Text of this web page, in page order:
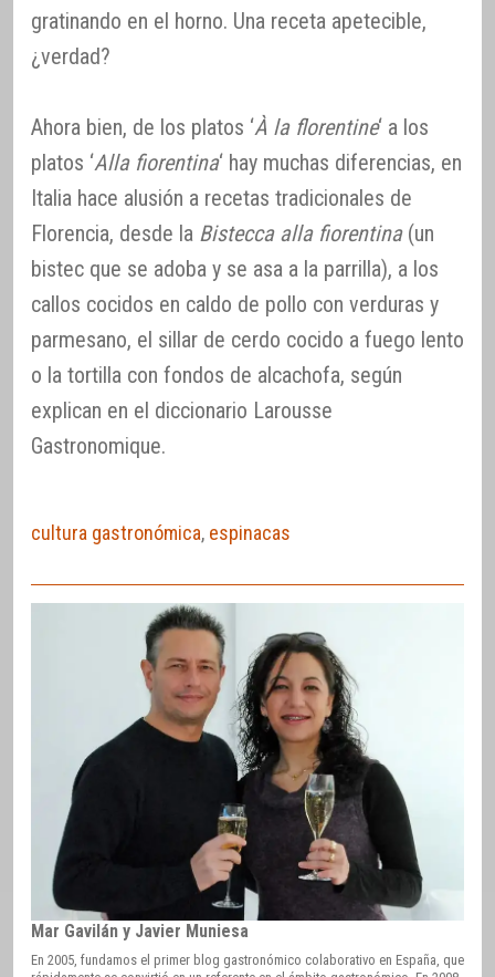
gratinando en el horno. Una receta apetecible,
¿verdad?
Ahora bien, de los platos ‘À la florentine‘ a los
platos ‘Alla fiorentina‘ hay muchas diferencias, en
Italia hace alusión a recetas tradicionales de
Florencia, desde la Bistecca alla fiorentina(un
bistec que se adoba y se asa a la parrilla), a los
callos cocidos en caldo de pollo con verduras y
parmesano, el sillar de cerdo cocido a fuego lento
o la tortilla con fondos de alcachofa, según
explican en el diccionario Larousse
Gastronomique.
cultura gastronómica, espinacas
Mar Gavilán y Javier Muniesa
En 2005, fundamos el primer blog gastronómico colaborativo en España, que